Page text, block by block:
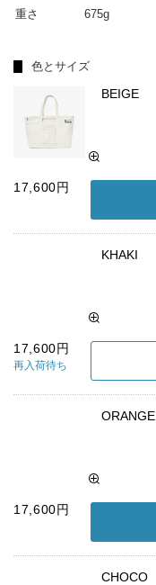
重さ 675g
色とサイズ
BEIGE
17,600円
KHAKI
17,600円
再入荷待ち
ORANGE
17,600円
CHOCO